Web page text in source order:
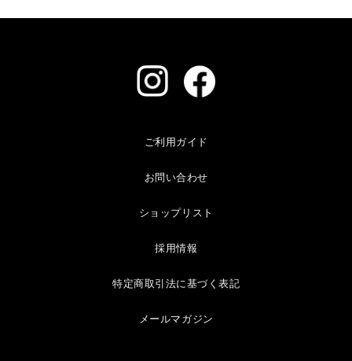
ご利用ガイド
お問い合わせ
ショップリスト
採用情報
特定商取引法に基づく表記
メールマガジン